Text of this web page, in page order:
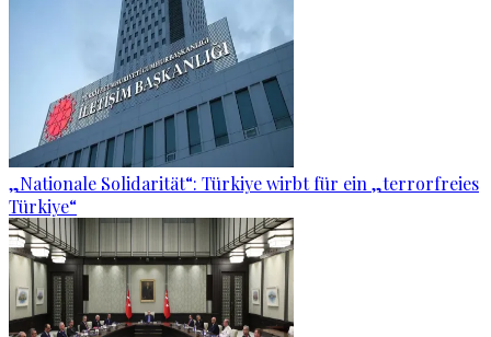
„Nationale Solidarität“: Türkiye wirbt für ein „terrorfreies
Türkiye“